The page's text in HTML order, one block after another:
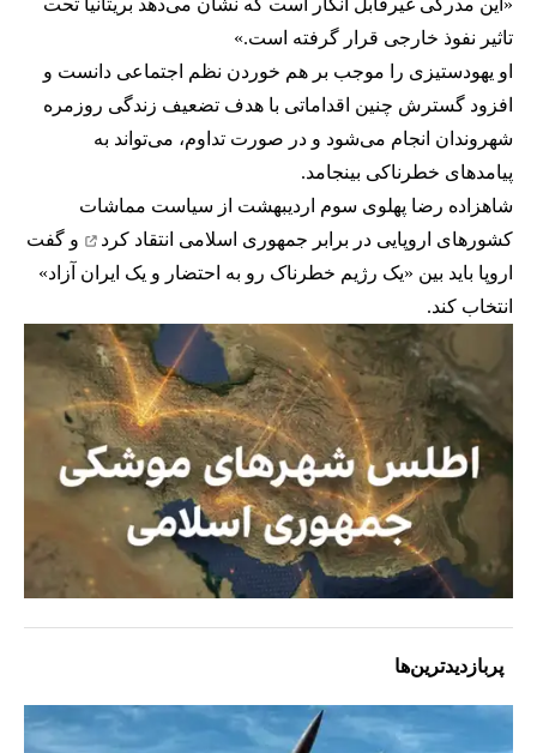
«این مدرکی غیرقابل انکار است که نشان می‌دهد بریتانیا تحت
تاثیر نفوذ خارجی قرار گرفته است.»
او یهودستیزی را موجب بر هم خوردن نظم اجتماعی دانست و
افزود گسترش چنین اقداماتی با هدف تضعیف زندگی روزمره
شهروندان انجام می‌شود و در صورت تداوم، می‌تواند به
پیامدهای خطرناکی بینجامد.
شاهزاده رضا پهلوی سوم اردیبهشت از سیاست مماشات‌
کشورهای اروپایی در برابر جمهوری اسلامی انتقاد کرد
و گفت
اروپا باید بین «یک رژیم خطرناک رو به احتضار و یک ایران آزاد»
انتخاب کند.
پربازدیدترین‌ها